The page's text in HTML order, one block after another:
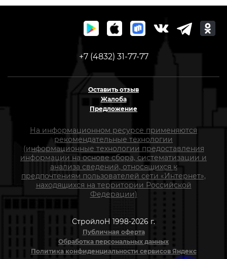
+7 (4832) 31-77-77
Оставить отзыв
Жалоба
Предложение
На информационном ресурсе применяются
рекомендательные технологии
(информационные технологии предоставления
информации на основе сбора, систематизации и
анализа сведений, относящихся к
предпочтениям пользователей сети «Интернет»,
находящихся на территории Российской
Федерации)
СтройлоН 1998-2026 г.
Публичная оферта
Обработка персональных данных
Политика конфиденциальности сервисов Яндекс